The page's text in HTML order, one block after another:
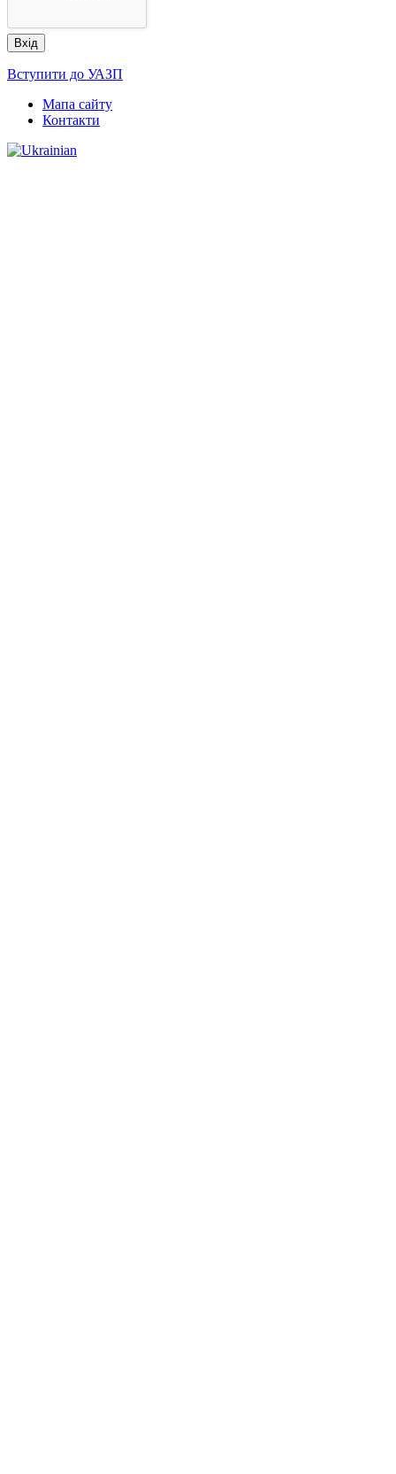
Вступити до УАЗП
Мапа сайту
Контакти